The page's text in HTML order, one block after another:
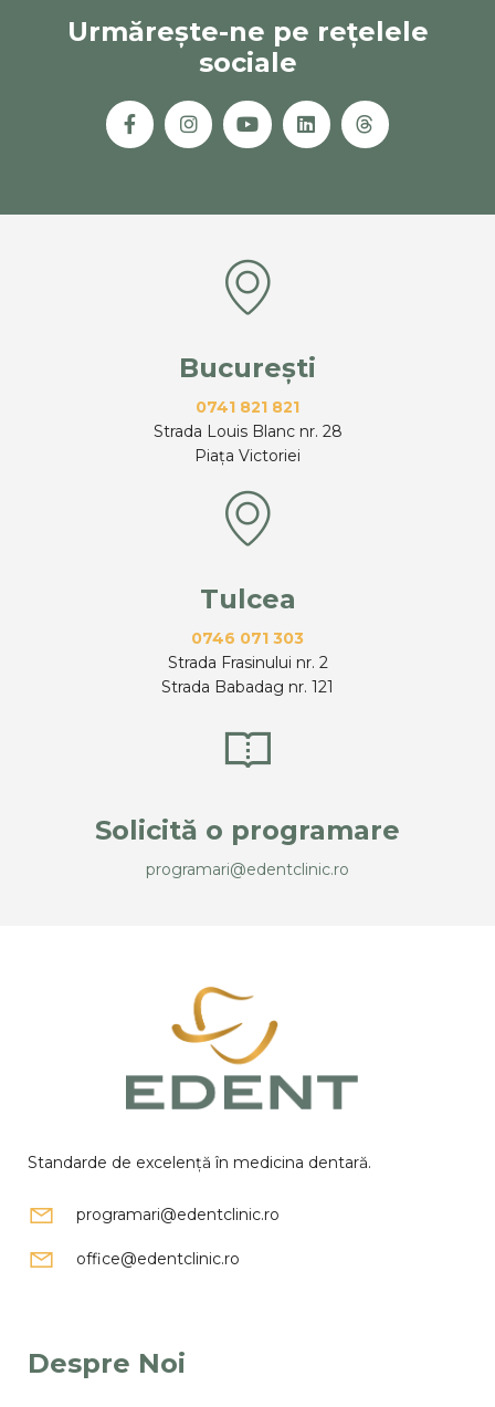
Urmărește-ne pe rețelele
sociale
București
0741 821 821
Strada Louis Blanc nr. 28
Piața Victoriei
Tulcea
0746 071 303
Strada Frasinului nr. 2
Strada Babadag nr. 121
Solicită o programare
programari@edentclinic.ro
Standarde de excelență în medicina dentară.
programari@edentclinic.ro
office@edentclinic.ro
Despre Noi